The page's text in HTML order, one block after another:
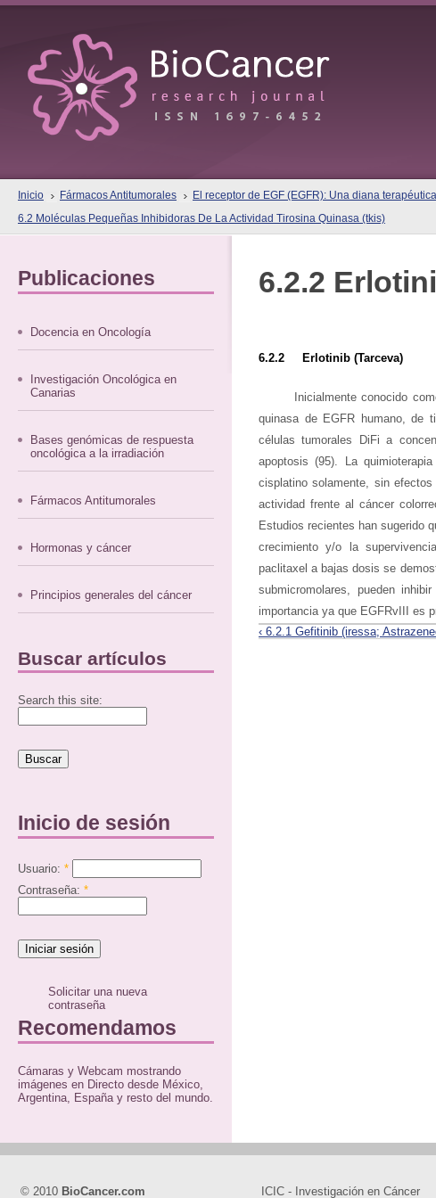
Inicio Fármacos Antitumorales El receptor de EGF (EGFR): Una diana
6.2 Moléculas Pequeñas Inhibidoras De La Actividad Tirosina Quinasa (tkis)
Publicaciones
Docencia en Oncología
Investigación Oncológica en
Canarias
Bases genómicas de respuesta
oncológica a la irradiación
Fármacos Antitumorales
Hormonas y cáncer
Principios generales del cáncer
Buscar artículos
Search this site:
Inicio de sesión
Usuario: *
Contraseña: *
Solicitar una nueva
contraseña
Recomendamos
Cámaras y Webcam mostrando
imágenes en Directo desde México,
Argentina, España y resto del mundo.
6.2.2
6.2.2 Erlotinib (tarceva)
Inicialmente conocido
quinasa de EGFR humano, de
células tumorales DiFi a
apoptosis (95). La
cisplatino solamente, sin
actividad frente al cáncer
Estudios recientes han sugerido
crecimiento y/o la
paclitaxel a bajas dosis se
submicromolares, pueden
importancia ya que EGFRvIII es
‹ 6.2.1 Gefitinib (iressa;
© 2010 BioCancer.com ICIC - Investigación en Cáncer